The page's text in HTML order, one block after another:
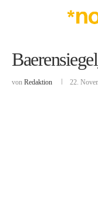
von Redaktion 22.